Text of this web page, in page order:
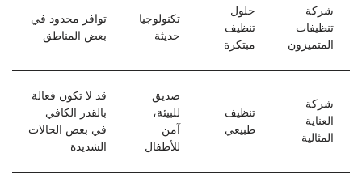
شركة
تنظيفات
المتميزون
حلول
تنظيف
مبتكرة
تكنولوجيا
حديثة
توافر محدود في
بعض المناطق
شركة
العناية
المثالية
تنظيف
طبيعي
صديق
للبيئة،
آمن
للأطفال
قد لا تكون فعالة
بالقدر الكافي
في بعض الحالات
الشديدة